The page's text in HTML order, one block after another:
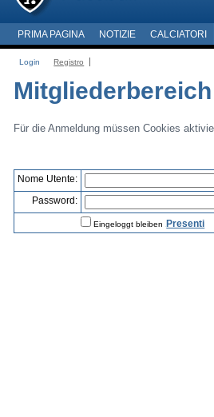
PRIMA PAGINA NOTIZIE CALCIATORI
Login Registro
Mitgliederbereich
Für die Anmeldung müssen Cookies
Nome Utente:
Password:
Eingeloggt bleiben Presenti